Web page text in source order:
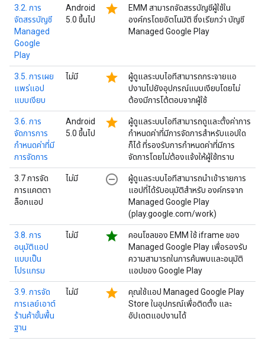
3.2. การ
จัดสรรบัญชี
Managed
Google
Play
Android
5.0 ขึ้นไป
star
EMM สามารถจัดสรรบัญชีผู้ใช้ใน
องค์กรโดยอัตโนมัติ ซึ่งเรียกว่า บัญชี
Managed Google Play
3.5. การเผย
แพร่แอป
แบบเงียบ
ไม่มี star
ผู้ดูแลระบบไอทีสามารถกระจายแอ
ปงานไปยังอุปกรณ์แบบเงียบโดยไม่
ต้องมีการโต้ตอบจากผู้ใช้
3.6. การ
จัดการการ
กำหนดค่าที่มี
การจัดการ
Android
5.0 ขึ้นไป
star
ผู้ดูแลระบบไอทีสามารถดูและตั้งค่าการ
กำหนดค่าที่มีการจัดการสำหรับแอปใด
ก็ได้ ที่รองรับการกำหนดค่าที่มีการ
จัดการโดยไม่ต้องแจ้งให้ผู้ใช้ทราบ
3.7 การจัด
การแคตตา
ล็อกแอป
ไม่มี remove_circle_outline
ผู้ดูแลระบบไอทีสามารถนำเข้ารายการ
แอปที่ได้รับอนุมัติสำหรับ องค์กรจาก
Managed Google Play
(play.google.com/work)
3.8. การ
อนุมัติแอป
แบบเป็น
โปรแกรม
ไม่มี star
คอนโซลของ EMM ใช้ iframe ของ
Managed Google Play เพื่อรองรับ
ความสามารถในการค้นพบและอนุมัติ
แอปของ Google Play
3.9. การจัด
การเลย์เอาต์
ร้านค้าขั้นพื้น
ฐาน
ไม่มี star
คุณใช้แอป Managed Google Play
Store ในอุปกรณ์เพื่อติดตั้ง และ
อัปเดตแอปงานได้